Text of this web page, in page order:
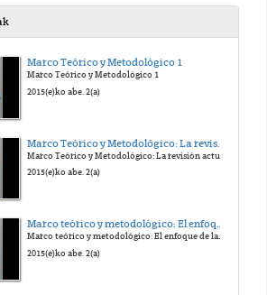
Marco Teórico y Metodológico 1
Marco Teórico y Metodológico 1
2015(e)ko abe. 2(a)
2015(e)ko abe. 2(a)
Marco teórico y metodológico: El enfoque de las capacidades
Marco teórico y metodológico: El enfoque de las capacidades
2015(e)ko abe. 2(a)